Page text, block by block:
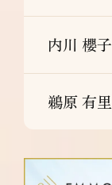
内川 櫻子
鵜原 有里